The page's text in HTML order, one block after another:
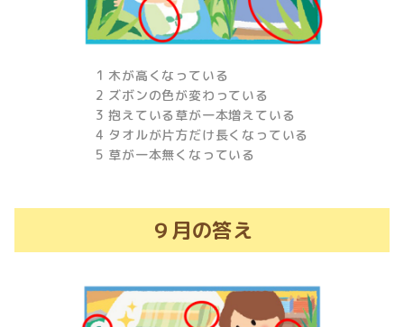
1 木が高くなっている
2 ズボンの色が変わっている
3 抱えている草が一本増えている
4 タオルが片方だけ長くなっている
5 草が一本無くなっている
９月の答え